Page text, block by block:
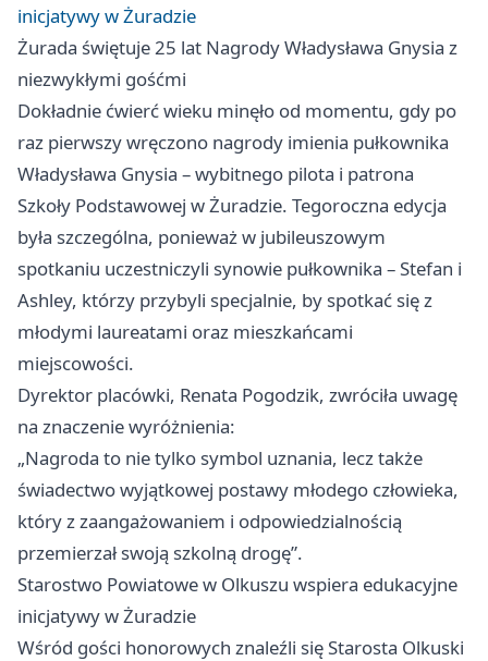
inicjatywy w Żuradzie
Żurada świętuje 25 lat Nagrody Władysława Gnysia z
niezwykłymi gośćmi
Dokładnie ćwierć wieku minęło od momentu, gdy po
raz pierwszy wręczono nagrody imienia pułkownika
Władysława Gnysia – wybitnego pilota i patrona
Szkoły Podstawowej w Żuradzie. Tegoroczna edycja
była szczególna, ponieważ w jubileuszowym
spotkaniu uczestniczyli synowie pułkownika – Stefan i
Ashley, którzy przybyli specjalnie, by spotkać się z
młodymi laureatami oraz mieszkańcami
miejscowości.
Dyrektor placówki, Renata Pogodzik, zwróciła uwagę
na znaczenie wyróżnienia:
„Nagroda to nie tylko symbol uznania, lecz także
świadectwo wyjątkowej postawy młodego człowieka,
który z zaangażowaniem i odpowiedzialnością
przemierzał swoją szkolną drogę”.
Starostwo Powiatowe w Olkuszu wspiera edukacyjne
inicjatywy w Żuradzie
Wśród gości honorowych znaleźli się Starosta Olkuski